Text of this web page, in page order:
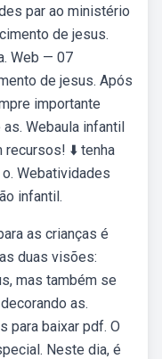
par ao ministério
de jesus.
Web — 07
de jesus. Após
importante
Webaula infantil
recursos! ⬇️ tenha
Webatividades
infantil.
as crianças é
duas visões:
mas também se
as.
para baixar pdf. O
Neste dia, é